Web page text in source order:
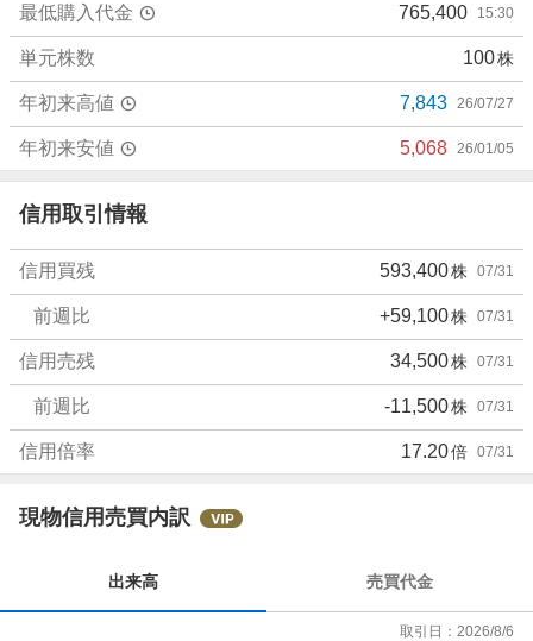
最低購入代金 765,400 15:30
単元株数 100株
年初来高値 7,843 26/07/27
年初来安値 5,068 26/01/05
信用取引情報
信用買残 593,400株 07/31
前週比 +59,100株 07/31
信用売残 34,500株 07/31
前週比 -11,500株 07/31
信用倍率 17.20倍 07/31
現物信用売買内訳
出来高 売買代金
取引日： 2026/8/6